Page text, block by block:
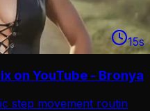
15s
on YouTube - Bronya
step movement routin